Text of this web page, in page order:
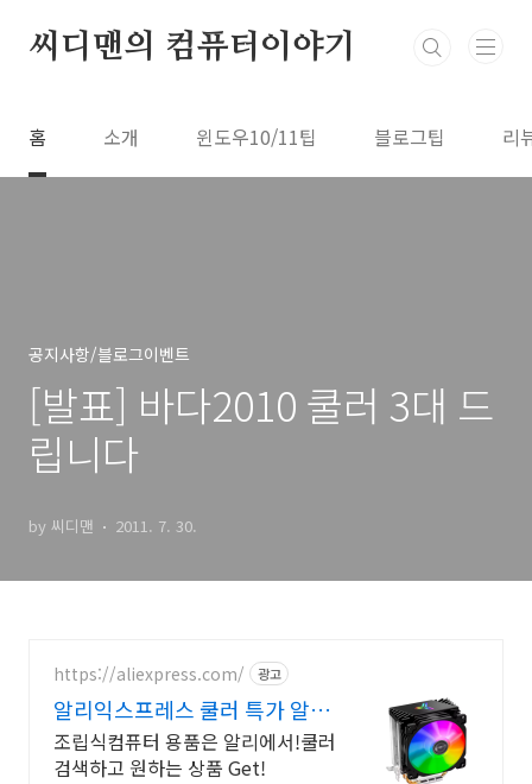
씨디맨의 컴퓨터이야기
홈 소개 윈도우10/11팁 블로그팁 리
공지사항/블로그이벤트
[발표] 바다2010 쿨러 3대 드
립니다
by 씨디맨 2011. 7. 30.
https://aliexpress.com/ 광고
알리익스프레스 쿨러 특가 알리
익스프레스, pc쿨러
조립식컴퓨터 용품은 알리에서!쿨러
검색하고 원하는 상품 Get!